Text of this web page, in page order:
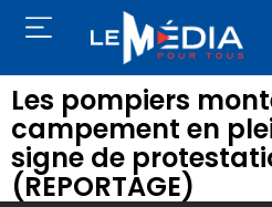
Les pompiers
campement en
signe de
(REPORTAGE)